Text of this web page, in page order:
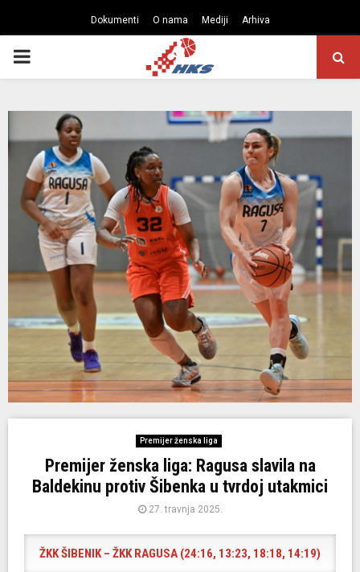
Dokumenti O nama Mediji Arhiva
PRIMARY
Premijer ženska liga
Premijer ženska liga: Ragusa slavila na
Baldekinu protiv Šibenka u tvrdoj utakmici
27. travnja 2025.
ŽKK ŠIBENIK – ŽKK RAGUSA (24:16, 13:23, 18:18, 14:19)